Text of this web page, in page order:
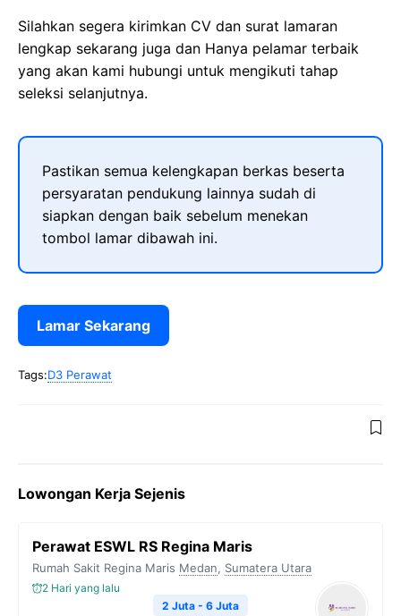
Silahkan segera kirimkan CV dan surat lamaran
lengkap sekarang juga dan Hanya pelamar terbaik
yang akan kami hubungi untuk mengikuti tahap
seleksi selanjutnya.
Pastikan semua kelengkapan berkas beserta
persyaratan pendukung lainnya sudah di
siapkan dengan baik sebelum menekan
tombol lamar dibawah ini.
Lamar Sekarang
Tags:D3 Perawat
Lowongan Kerja Sejenis
Perawat ESWL RS Regina Maris
Rumah Sakit Regina Maris Medan, Sumatera Utara
2 Hari yang lalu
2 Juta - 6 Juta